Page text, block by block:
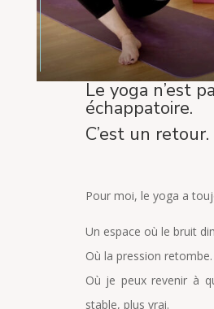
Le yoga n’est
échappatoire.
C’est un retour.
Pour moi, le yoga a
Un espace où le bruit
Où la pression retombe.
Où je peux revenir à
stable, plus vrai.